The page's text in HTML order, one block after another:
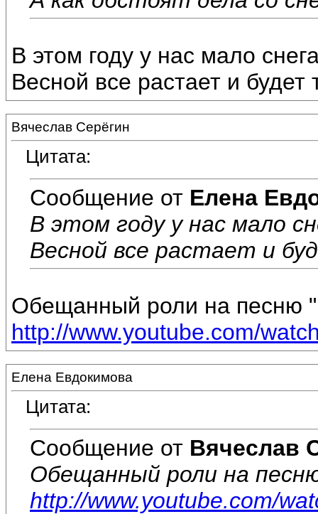
В этом году у нас мало
Весной все растает и
Вячеслав Серёгин
Цитата:
Сообщение от Елена
В этом году у нас мало
Весной все растает и
Обещанный роли на песню
http://www.youtube.com/
Елена Евдокимова
Цитата:
Сообщение от Вячеслав
Обещанный роли на
http://www.youtube.com/